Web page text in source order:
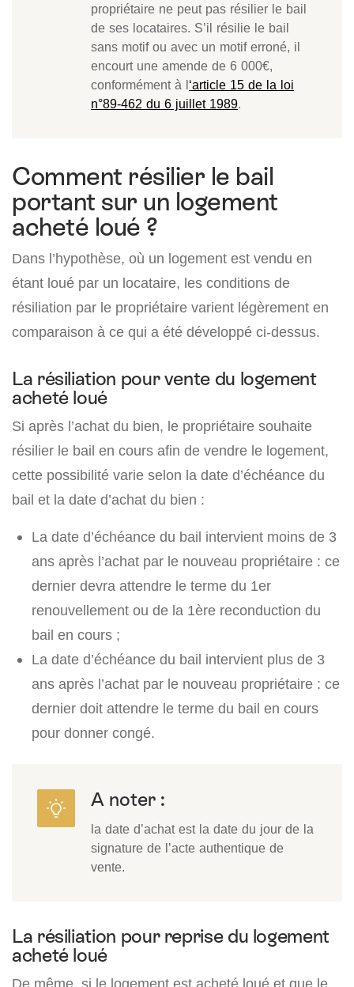
propriétaire ne peut pas résilier le bail
de ses locataires. S’il résilie le bail
sans motif ou avec un motif erroné, il
encourt une amende de 6 000€,
conformément à l‘article 15 de la loi
n°89-462 du 6 juillet 1989.
Comment résilier le bail
portant sur un logement
acheté loué ?
Dans l’hypothèse, où un logement est vendu en
étant loué par un locataire, les conditions de
résiliation par le propriétaire varient légèrement en
comparaison à ce qui a été développé ci-dessus.
La résiliation pour vente du logement
acheté loué
Si après l’achat du bien, le propriétaire souhaite
résilier le bail en cours afin de vendre le logement,
cette possibilité varie selon la date d’échéance du
bail et la date d’achat du bien :
La date d’échéance du bail intervient moins de 3
ans après l’achat par le nouveau propriétaire : ce
dernier devra attendre le terme du 1er
renouvellement ou de la 1ère reconduction du
bail en cours ;
La date d’échéance du bail intervient plus de 3
ans après l’achat par le nouveau propriétaire : ce
dernier doit attendre le terme du bail en cours
pour donner congé.
A noter :
la date d’achat est la date du jour de la
signature de l’acte authentique de
vente.
La résiliation pour reprise du logement
acheté loué